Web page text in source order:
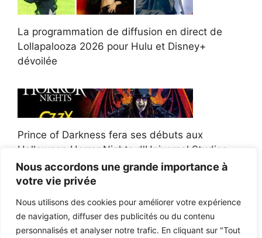
Nous accordons une grande importance à
votre vie privée
Nous utilisons des cookies pour améliorer votre expérience
de navigation, diffuser des publicités ou du contenu
personnalisés et analyser notre trafic. En cliquant sur "Tout
La programmation de diffusion en direct de
Lollapalooza 2026 pour Hulu et Disney+
dévoilée
Prince of Darkness fera ses débuts aux
Halloween Horror Nights d'Universal Studios
Afroman poursuit un policier de l'Ohio après la